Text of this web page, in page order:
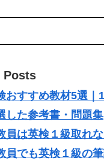
Posts
おすすめ教材5選｜
した参考書・問題集
員は英検１級取れ
員でも英検１級の